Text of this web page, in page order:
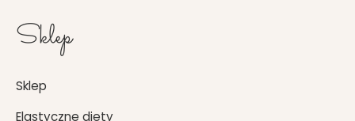
Sklep
Sklep
Elastyczne diety